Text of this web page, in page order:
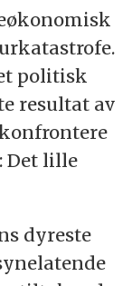
politisk
resultat av
Det lille
dyreste